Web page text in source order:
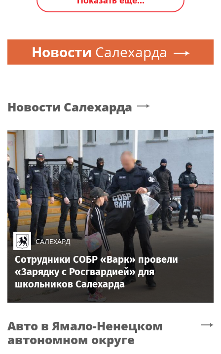
Новости Салехарда
Новости Салехарда
САЛЕХАРД
Сотрудники СОБР «Варк» провели
«Зарядку с Росгвардией» для
школьников Салехарда
Авто в Ямало-Ненецком
автономном округе